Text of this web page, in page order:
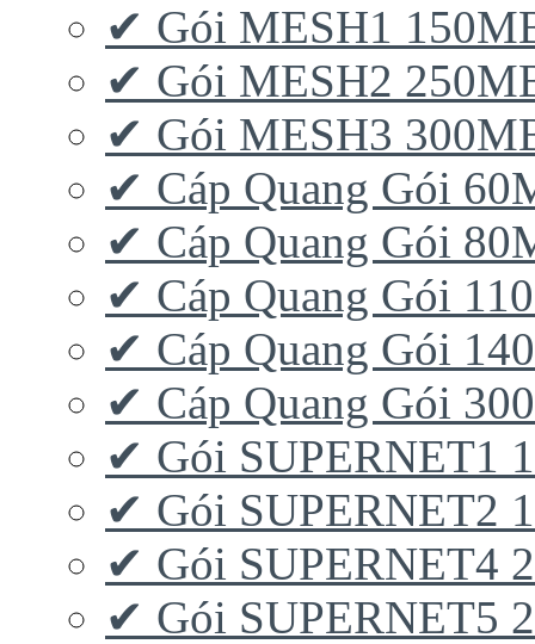
✔ Gói MESH1
✔ Gói MESH2
✔ Gói MESH3
✔ Cáp Quang Gói
✔ Cáp Quang Gói
✔ Cáp Quang Gói
✔ Cáp Quang Gói
✔ Cáp Quang Gói
✔ Gói SUPERNET1
✔ Gói SUPERNET2
✔ Gói SUPERNET4
✔ Gói SUPERNET5